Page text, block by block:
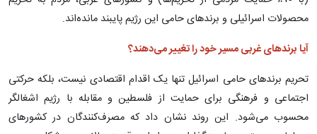
محصولات اسرائیلی و برندهای حامی این رژیم پایبند مانده‌اند.
آیا برندهای غربی مسیر خود را تغییر می‌دهند؟
تحریم برندهای حامی اسرائیل تنها یک اقدام اقتصادی نیست، بلکه حرکتی
اجتماعی و فرهنگی برای حمایت از فلسطین و مقابله با رژیم اشغالگر
محسوب می‌شود. این روند نشان داد که مصرف‌کنندگان در کشورهای